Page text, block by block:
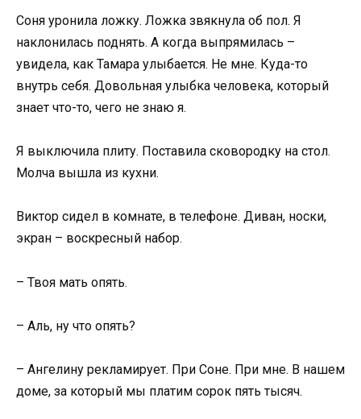
Соня уронила ложку. Ложка звякнула об пол. Я
наклонилась поднять. А когда выпрямилась –
увидела, как Тамара улыбается. Не мне. Куда-то
внутрь себя. Довольная улыбка человека, который
знает что-то, чего не знаю я.
Я выключила плиту. Поставила сковородку на стол.
Молча вышла из кухни.
Виктор сидел в комнате, в телефоне. Диван, носки,
экран – воскресный набор.
– Твоя мать опять.
– Аль, ну что опять?
– Ангелину рекламирует. При Соне. При мне. В нашем
доме, за который мы платим сорок пять тысяч.